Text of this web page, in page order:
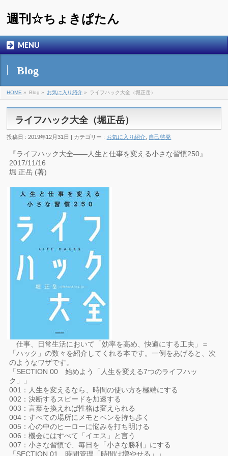
週刊☆ちょきぱたん
MENU
Blog
HOME » Blog » お気に入り紹介 » ライフハック大全（堀正岳）
ライフハック大全（堀正岳）
投稿日 : 2019年12月31日 | カテゴリー : お気に入り紹介 自己啓発
『ライフハック大全――人生と仕事を変える小さな習慣250』
2017/11/16
堀 正岳 (著)
仕事、日常生活において「効率を高め、快適にする工夫」＝
「ハック」の数々を紹介してくれる本です。一例をあげると、次
のようなワザです。
「SECTION 00 始めよう「人生を変える7つのライフハッ
ク」」
001：人生を変えるなら、時間の使い方を極端にする
002：決断するスピードを加速する
003：言葉を換えれば性格は変えられる
004：すべての場所にメモとペンを持ち歩く
005：心の中のヒーローに悩みを打ち明ける
006：機会にはすべて「イエス」と言う
007：小さな習慣で、毎日を「小さな勝利」にする
「SECTION 01 時間管理「時間は増やせる」」